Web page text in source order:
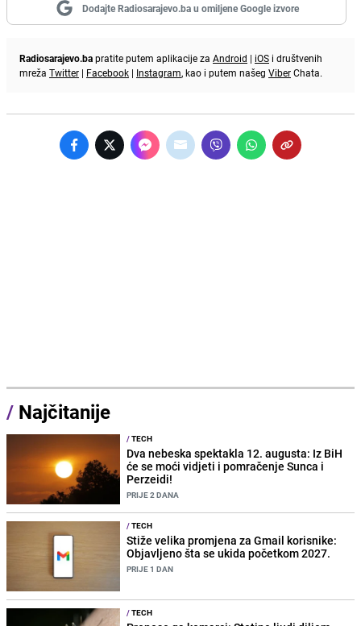
Dodajte Radiosarajevo.ba u omiljene Google izvore
Radiosarajevo.bapratite putem aplikacije za Android | iOS i društvenih
mreža Twitter | Facebook | Instagram, kao i putem našeg ViberChata.
/ Najčitanije
/TECH
Dva nebeska spektakla 12. augusta: Iz BiH
će se moći vidjeti i pomračenje Sunca i
Perzeidi!
PRIJE 2 DANA
/TECH
Stiže velika promjena za Gmail korisnike:
Objavljeno šta se ukida početkom 2027.
PRIJE 1 DAN
/TECH